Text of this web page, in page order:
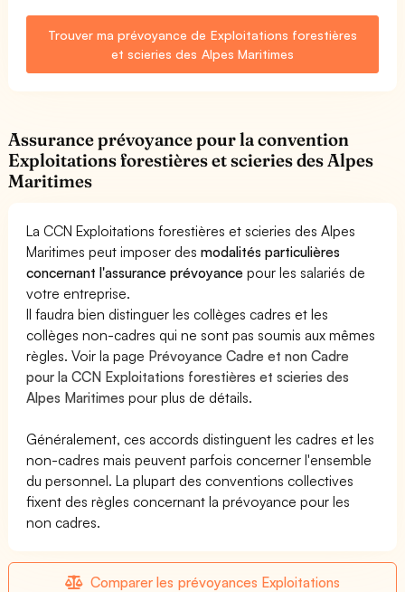
Trouver ma prévoyance de Exploitations forestières
et scieries des Alpes Maritimes
Assurance prévoyance pour la convention
Exploitations forestières et scieries des Alpes
Maritimes
La CCN Exploitations forestières et scieries des Alpes
Maritimes peut imposer desmodalités particulières
concernant l'assurance prévoyance pour les salariés de
votre entreprise.
Il faudra bien distinguer les collèges cadres et les
collèges non-cadres qui ne sont pas soumis aux mêmes
règles. Voir la page Prévoyance Cadre et non Cadre
pour la CCN Exploitations forestières et scieries des
Alpes Maritimes pour plus de détails.
Généralement, ces accords distinguent les cadres et les
non-cadres mais peuvent parfois concerner l'ensemble
du personnel. La plupart des conventions collectives
fixent des règles concernant la prévoyance pour les
non cadres.
Comparer les prévoyances Exploitations